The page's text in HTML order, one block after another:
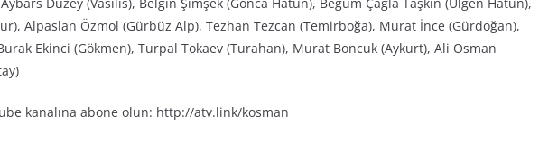
Alpaslan Özmol (Gürbüz Alp), Tezhan Tezcan (Temirboğa), Murat İnce (Gürdoğan),
Ekinci (Gökmen), Turpal Tokaev (Turahan), Murat Boncuk (Aykurt), Ali Osman
kanalına abone olun: http://atv.link/kosman